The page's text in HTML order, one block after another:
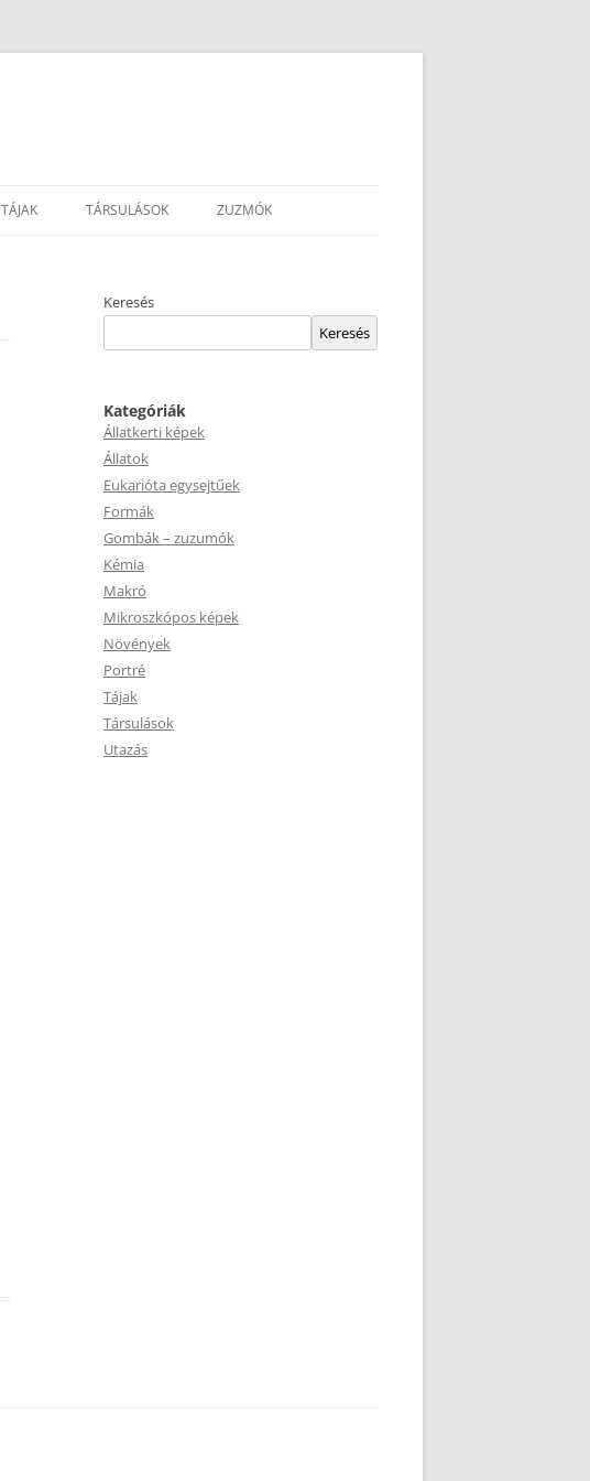
TÁJAK TÁRSULÁSOK ZUZMÓK
Keresés
Keresés
Kategóriák
Állatkerti képek
Állatok
Eukarióta egysejtűek
Formák
Gombák – zuzumók
Kémia
Makró
Mikroszkópos képek
Növények
Portré
Tájak
Társulások
Utazás